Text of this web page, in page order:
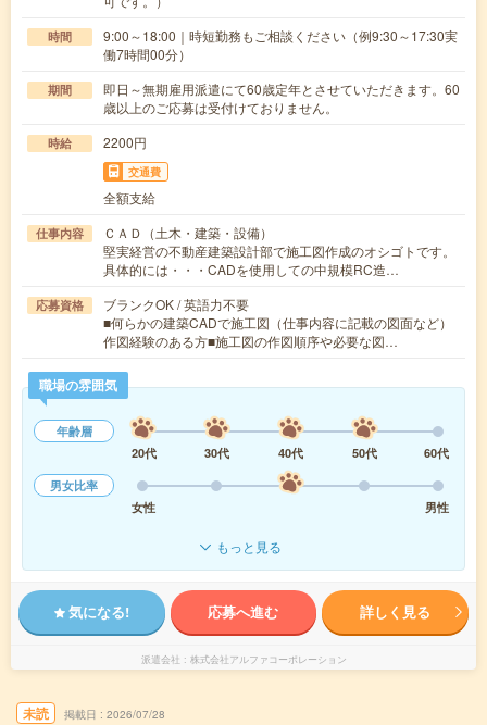
時間
9:00～18:00｜時短勤務もご相談ください（例9:30～17:30実
働7時間00分）
期間
即日～無期雇用派遣にて60歳定年とさせていただきます。60
歳以上のご応募は受付けておりません。
時給 2200円
交通費
全額支給
仕事内容
ＣＡＤ（土木・建築・設備）
堅実経営の不動産建築設計部で施工図作成のオシゴトです。
具体的には・・・CADを使用しての中規模RC造…
応募資格
ブランクOK / 英語力不要
■何らかの建築CADで施工図（仕事内容に記載の図面など）
作図経験のある方■施工図の作図順序や必要な図…
職場の雰囲気
年齢層
20代
30代 40代 50代
60代
男女比率
女性
男性
もっと見る
気になる! 応募へ進む 詳しく見る
派遣会社 株式会社アルファコーポレーション
未読 掲載日 2026/07/28